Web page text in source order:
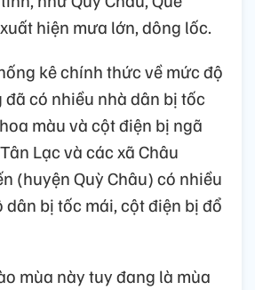
hiện mưa lớn, dông lốc.
kê chính thức về mức độ
có nhiều nhà dân bị tốc
màu và cột điện bị ngã
Lạc và các xã Châu
(huyện Quỳ Châu) có nhiều
dân bị tốc mái, cột điện bị đổ
mùa này tuy đang là mùa